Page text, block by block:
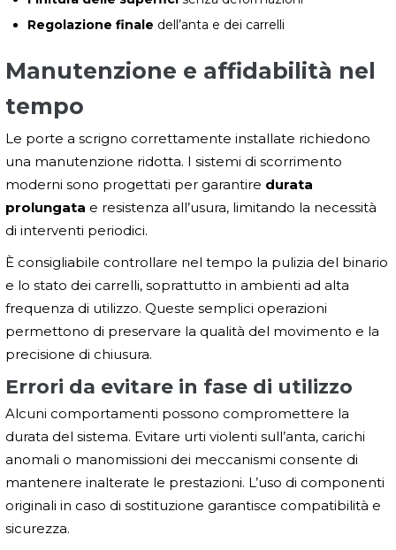
Regolazione finale dell’anta e dei carrelli
Manutenzione e affidabilità nel
tempo
Le porte a scrigno correttamente installate richiedono
una manutenzione ridotta. I sistemi di scorrimento
moderni sono progettati per garantire durata
prolungata e resistenza all’usura, limitando la necessità
di interventi periodici.
È consigliabile controllare nel tempo la pulizia del binario
e lo stato dei carrelli, soprattutto in ambienti ad alta
frequenza di utilizzo. Queste semplici operazioni
permettono di preservare la qualità del movimento e la
precisione di chiusura.
Errori da evitare in fase di utilizzo
Alcuni comportamenti possono compromettere la
durata del sistema. Evitare urti violenti sull’anta, carichi
anomali o manomissioni dei meccanismi consente di
mantenere inalterate le prestazioni. L’uso di componenti
originali in caso di sostituzione garantisce compatibilità e
sicurezza.